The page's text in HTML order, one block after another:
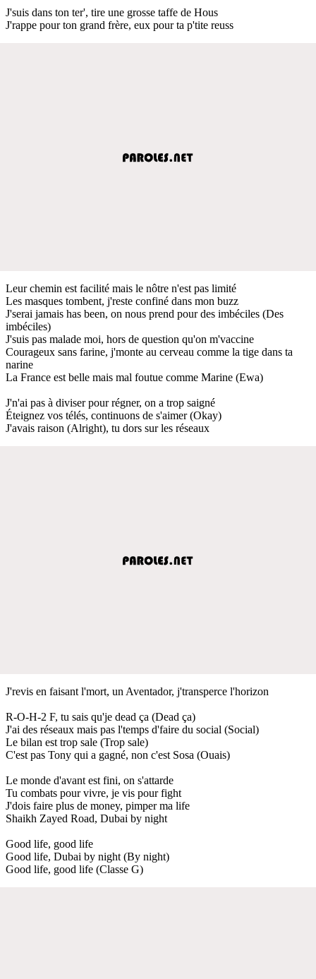
J'suis dans ton ter', tire une grosse taffe de Hous
J'rappe pour ton grand frère, eux pour ta p'tite reuss
Leur chemin est facilité mais le nôtre n'est pas limité
Les masques tombent, j'reste confiné dans mon buzz
J'serai jamais has been, on nous prend pour des imbéciles (Des
imbéciles)
J'suis pas malade moi, hors de question qu'on m'vaccine
Courageux sans farine, j'monte au cerveau comme la tige dans ta
narine
La France est belle mais mal foutue comme Marine (Ewa)
J'n'ai pas à diviser pour régner, on a trop saigné
Éteignez vos télés, continuons de s'aimer (Okay)
J'avais raison (Alright), tu dors sur les réseaux
J'revis en faisant l'mort, un Aventador, j'transperce l'horizon
R-O-H-2 F, tu sais qu'je dead ça (Dead ça)
J'ai des réseaux mais pas l'temps d'faire du social (Social)
Le bilan est trop sale (Trop sale)
C'est pas Tony qui a gagné, non c'est Sosa (Ouais)
Le monde d'avant est fini, on s'attarde
Tu combats pour vivre, je vis pour fight
J'dois faire plus de money, pimper ma life
Shaikh Zayed Road, Dubai by night
Good life, good life
Good life, Dubai by night (By night)
Good life, good life (Classe G)